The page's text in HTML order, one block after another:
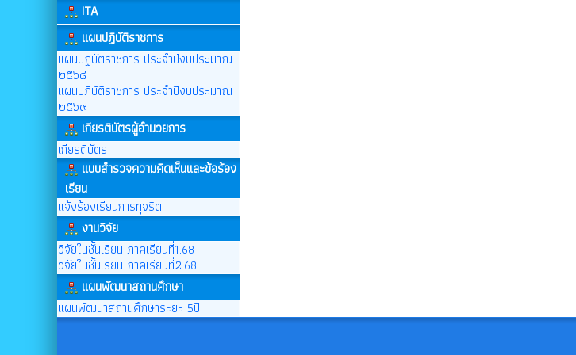
ITA
แผนปฏิบัติราชการ
แผนปฏิบัติราชการ ประจำปีงบประมาณ
๒๕๖๘
แผนปฎิบัติราชการ ประจำปีงบประมาณ
๒๕๖๙
เกียรติบัตรผู้อำนวยการ
เกียรติบัตร
แบบสำรวจความคิดเห็นและข้อร้อง
เรียน
แจ้งร้องเรียนการทุจริต
งานวิจัย
วิจัยในชั้นเรียน ภาคเรียนที่1.68
วิจัยในชั้นเรียน ภาคเรียนที่2.68
แผนพัฒนาสถานศึกษา
แผนพัฒนาสถานศึกษาระยะ 5ปี